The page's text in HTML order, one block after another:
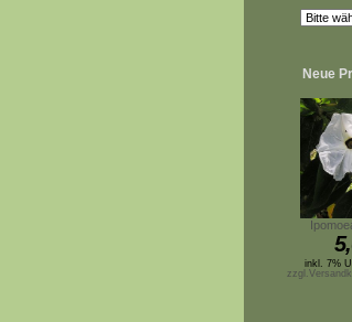
Neue
inkl. 7%